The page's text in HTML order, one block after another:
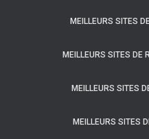
MEILLEURS SITES
MEILLEURS SITES DE
MEILLEURS SITES
MEILLEURS SITES